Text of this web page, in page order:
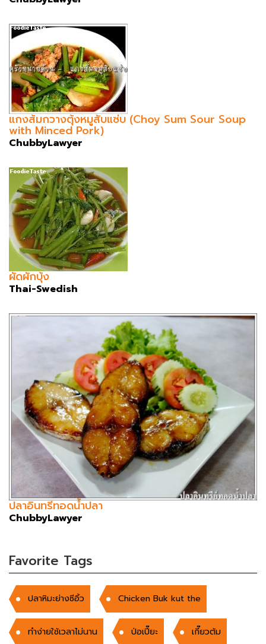
แกงส้มกวางตุ้งหมูสับแซ่บ (Choy Sum Sour Soup
with Minced Pork)
ChubbyLawyer
ผัดผักบุ้ง
Thai-Swedish
ปลาอินทรีทอดน้ำปลา
ChubbyLawyer
Favorite Tags
ปลาหิมะย่างซีอิ้ว Chicken Buk kut the
ทำง่ายใช้เวลาไม่นาน ป่อเปี๊ยะ เกี๊ยวต้ม